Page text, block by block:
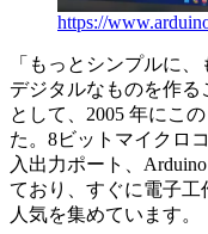
https://
「もっとシンプルに
デジタルなものを作
として、2005 年にこ
た。8ビットマイクロ
入出力ポート、
ており、すぐに電子
人気を集めています。